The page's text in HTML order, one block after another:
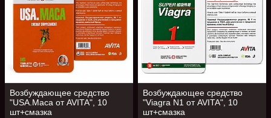
Возбуждающее средство
"USA.Maca от AVITA", 10
шт+смазка
Возбуждающее средство
"Viagra N1 от AVITA", 10
шт+смазка